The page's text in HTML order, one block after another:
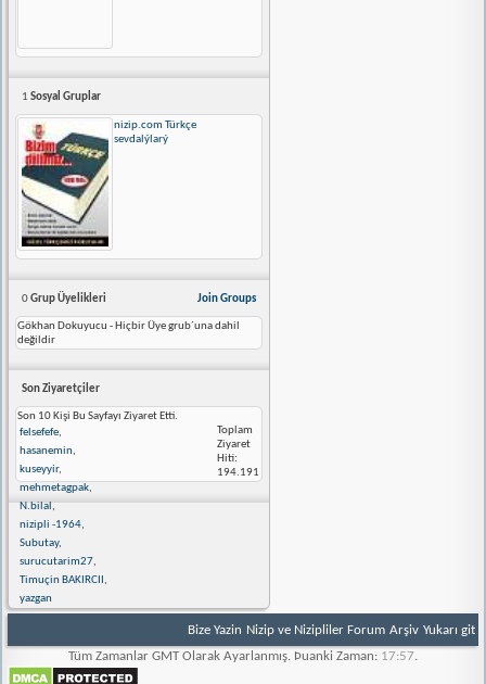
1 Sosyal Gruplar
nizip.com Türkçe
sevdalýlarý
Join Groups
0Grup Üyelikleri
Gökhan Dokuyucu - Hiçbir Üye grub´una dahil
değildir
Son Ziyaretçiler
Son 10 Kişi Bu Sayfayı Ziyaret Etti.
felsefefe,
hasanemin,
kuseyyir,
mehmetagpak,
N.bilal,
nizipli -1964,
Subutay,
surucutarim27,
Timuçin BAKIRCII ,
yazgan
Toplam
Ziyaret
Hiti:
194.191
Bize Yazin Nizip ve Nizipliler Forum Arşiv Yukarı git
Tüm Zamanlar GMT Olarak Ayarlanmış. Þuanki Zaman: 17:57